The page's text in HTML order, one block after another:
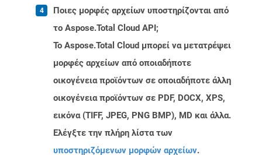
Ποιες μορφές αρχείων υποστηρίζονται από
το Aspose.Total Cloud API;
Το Aspose.Total Cloud μπορεί να μετατρέψει
μορφές αρχείων από οποιαδήποτε
οικογένεια προϊόντων σε οποιαδήποτε άλλη
οικογένεια προϊόντων σε PDF, DOCX, XPS,
εικόνα (TIFF, JPEG, PNG BMP), MD και άλλα.
Ελέγξτε την πλήρη λίστα των
υποστηριζόμενων μορφών αρχείων.